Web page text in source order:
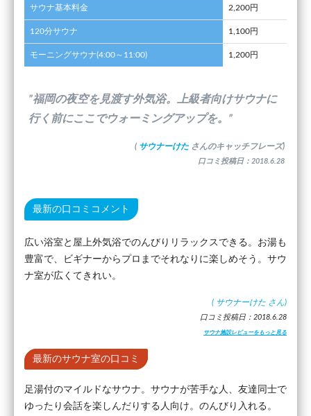
サウナ基本料金 2,200円
120分サウナ 1,100円
モーニングサウナ(4:00～11:00) 1,200円
”福岡の夜空を見渡す外気浴。上級者向けサウナに
行く前にここでウォーミングアップを。”
( サウナーけた さんのキャッチフレーズ)
口コミ投稿日：2018.6.28
最新の口コミコメント
広い浴室と屋上外気浴でのんびりリラックスできる。お湯も
豊富で、ビギナーからプロまでそれなりに楽しめそう。サウ
ナ室が広くてきれい。
( サウナーけた さん)
口コミ投稿日：2018.6.28
サウナ施設レビューをもっと見る
最新のサウナ室の口コミ
足湯付のマイルドなサウナ。サウナが苦手な人、友達同士で
ゆったり会話を楽しんだりする人向け。のんびり入れる。